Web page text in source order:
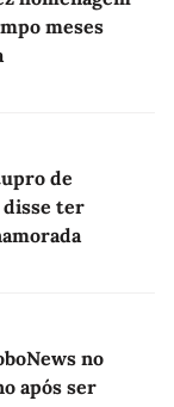
meses
de
ter
no
após ser